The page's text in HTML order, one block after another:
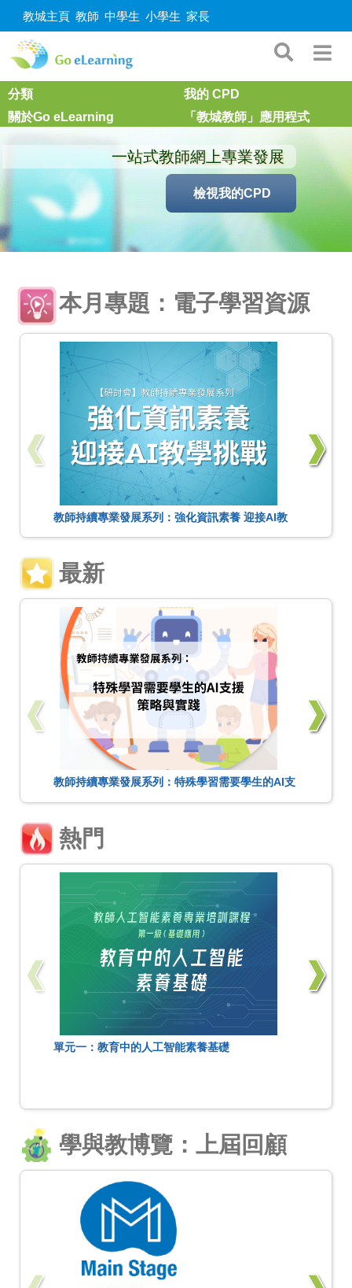
教城主頁 教師 中學生 小學生 家長
分類
我的 CPD
關於Go eLearning
「教城教師」應用程式
一站式教師網上專業發展
檢視我的CPD
本月專題：電子學習資源
教師持續專業發展系列：強化資訊素養 迎接AI教
最新
教師持續專業發展系列：特殊學習需要學生的AI支
熱門
單元一：教育中的人工智能素養基礎
學與教博覽：上屆回顧